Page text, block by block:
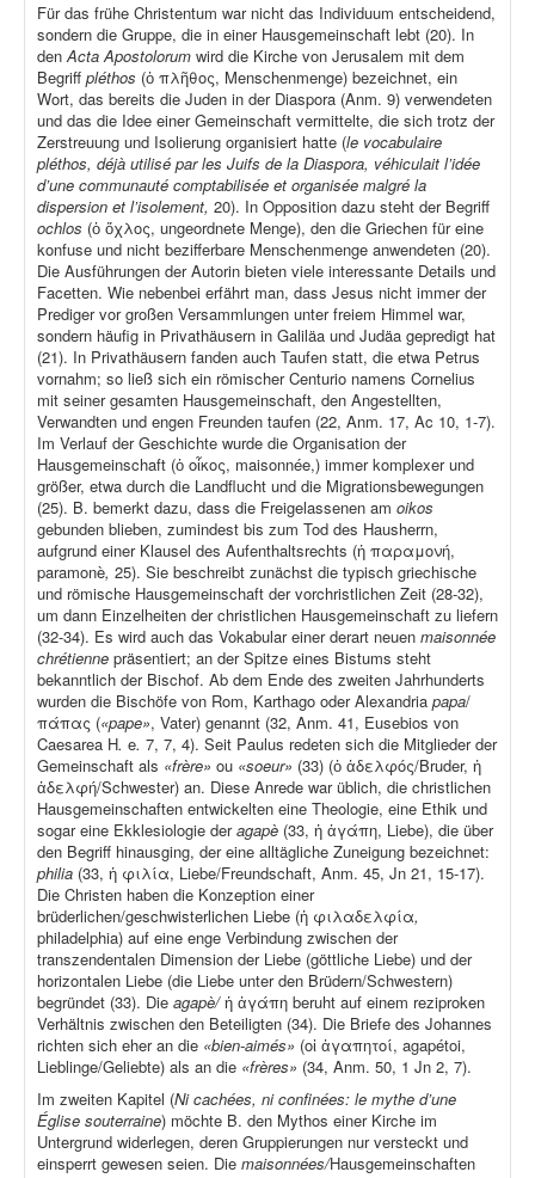
Für das frühe Christentum war nicht das Individuum entscheidend,
sondern die Gruppe, die in einer Hausgemeinschaft lebt (20). In
denActa Apostolorum wird die Kirche von Jerusalem mit dem
Begriff pléthos (ὁ πλῆθος, Menschenmenge) bezeichnet, ein
Wort, das bereits die Juden in der Diaspora (Anm. 9) verwendeten
und das die Idee einer Gemeinschaft vermittelte, die sich trotz der
Zerstreuung und Isolierung organisiert hatte (le vocabulaire
pléthos, déjà utilisé par les Juifs de la Diaspora, véhiculait l’idée
d’une communauté comptabilisée et organisée malgré la
dispersion et l’isolement, 20). In Opposition dazu steht der Begriff
ochlos (ὁ ὄχλος, ungeordnete Menge), den die Griechen für eine
konfuse und nicht bezifferbare Menschenmenge anwendeten (20).
Die Ausführungen der Autorin bieten viele interessante Details und
Facetten. Wie nebenbei erfährt man, dass Jesus nicht immer der
Prediger vor großen Versammlungen unter freiem Himmel war,
sondern häufig in Privathäusern in Galiläa und Judäa gepredigt hat
(21). In Privathäusern fanden auch Taufen statt, die etwa Petrus
vornahm; so ließ sich ein römischer Centurio namens Cornelius
mit seiner gesamten Hausgemeinschaft, den Angestellten,
Verwandten und engen Freunden taufen (22, Anm. 17, Ac 10, 1-7).
Im Verlauf der Geschichte wurde die Organisation der
Hausgemeinschaft (ὁ οἶκος, maisonnée,) immer komplexer und
größer, etwa durch die Landflucht und die Migrationsbewegungen
(25). B. bemerkt dazu, dass die Freigelassenen am oikos
gebunden blieben, zumindest bis zum Tod des Hausherrn,
aufgrund einer Klausel des Aufenthaltsrechts (ἡ παραμονή,
paramonè, 25). Sie beschreibt zunächst die typisch griechische
und römische Hausgemeinschaft der vorchristlichen Zeit (28-32),
um dann Einzelheiten der christlichen Hausgemeinschaft zu liefern
(32-34). Es wird auch das Vokabular einer derart neuen maisonnée
chrétienne präsentiert; an der Spitze eines Bistums steht
bekanntlich der Bischof. Ab dem Ende des zweiten Jahrhunderts
wurden die Bischöfe von Rom, Karthago oder Alexandria papa/
πάπας («pape», Vater) genannt (32, Anm. 41, Eusebios von
Caesarea H. e. 7, 7, 4). Seit Paulus redeten sich die Mitglieder der
Gemeinschaft als «frère» ou «soeur» (33) (ὁ ἀδελφός/Bruder, ἡ
ἀδελφή/Schwester) an. Diese Anrede war üblich, die christlichen
Hausgemeinschaften entwickelten eine Theologie, eine Ethik und
sogar eine Ekklesiologie deragapè (33, ἡ ἀγάπη, Liebe), die über
den Begriff hinausging, der eine alltägliche Zuneigung bezeichnet:
philia (33, ἡ φιλία, Liebe/Freundschaft, Anm. 45, Jn 21, 15-17).
Die Christen haben die Konzeption einer
brüderlichen/geschwisterlichen Liebe (ἡ φιλαδελφία,
philadelphia) auf eine enge Verbindung zwischen der
transzendentalen Dimension der Liebe (göttliche Liebe) und der
horizontalen Liebe (die Liebe unter den Brüdern/Schwestern)
begründet (33). Die agapè/ἡ ἀγάπη beruht auf einem reziproken
Verhältnis zwischen den Beteiligten (34). Die Briefe des Johannes
richten sich eher an die «bien-aimés» (οἱ ἀγαπητοί, agapétoi,
Lieblinge/Geliebte) als an die «frères» (34, Anm. 50, 1 Jn 2, 7).
Im zweiten Kapitel (Ni cachées, ni confinées: le mythe d’une
Église souterraine) möchte B. den Mythos einer Kirche im
Untergrund widerlegen, deren Gruppierungen nur versteckt und
einsperrt gewesen seien. Die maisonnées/Hausgemeinschaften